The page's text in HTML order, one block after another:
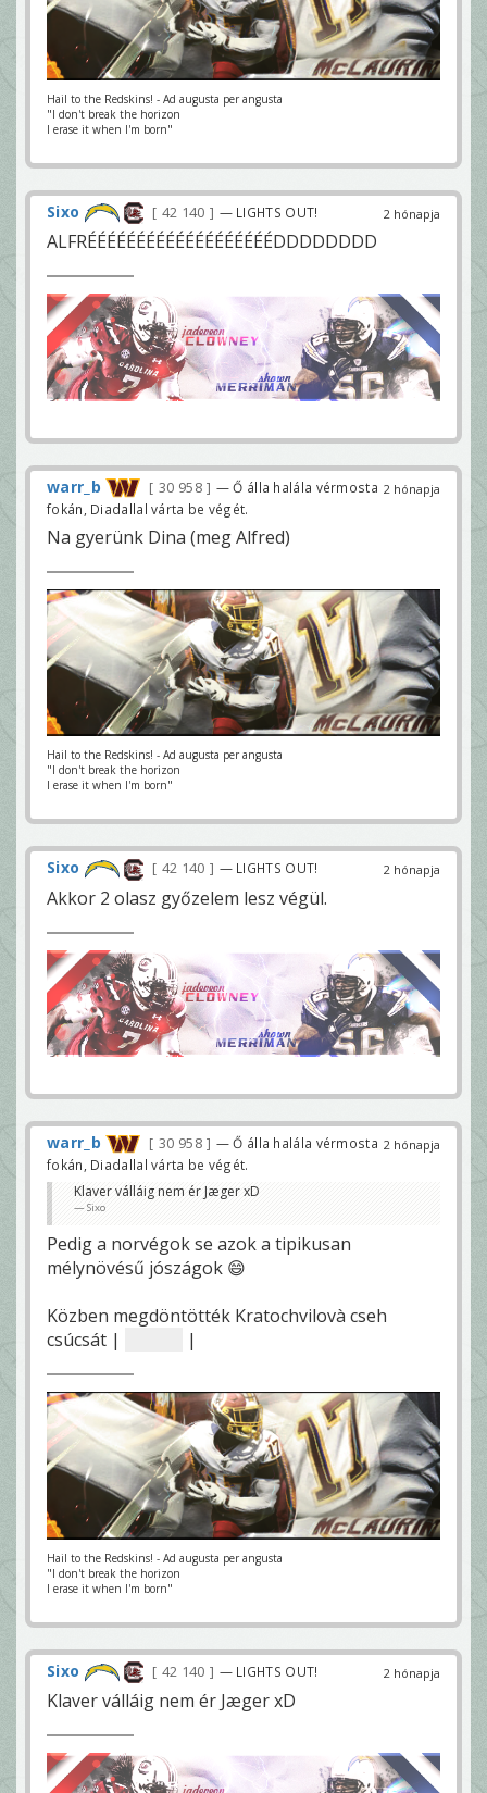
Hail to the Redskins! - Ad augusta per angusta
"I don't break the horizon
I erase it when I'm born"
2 hónapja
Sixo 42 140 — LIGHTS OUT!
ALFRÉÉÉÉÉÉÉÉÉÉÉÉÉÉÉÉÉÉÉDDDDDDDD
2 hónapja
warr_b 30 958
— Ő álla halála vérmosta
fokán, Diadallal várta be végét.
Na gyerünk Dina (meg Alfred)
Hail to the Redskins! - Ad augusta per angusta
"I don't break the horizon
I erase it when I'm born"
2 hónapja
Sixo 42 140 — LIGHTS OUT!
Akkor 2 olasz győzelem lesz végül.
2 hónapja
warr_b 30 958
— Ő álla halála vérmosta
fokán, Diadallal várta be végét.
Klaver válláig nem ér Jæger xD
Sixo
Pedig a norvégok se azok a tipikusan
mélynövésű jószágok 😄
Közben megdöntötték Kratochvilovà cseh
csúcsát |
|
Hail to the Redskins! - Ad augusta per angusta
"I don't break the horizon
I erase it when I'm born"
2 hónapja
Sixo 42 140 — LIGHTS OUT!
Klaver válláig nem ér Jæger xD